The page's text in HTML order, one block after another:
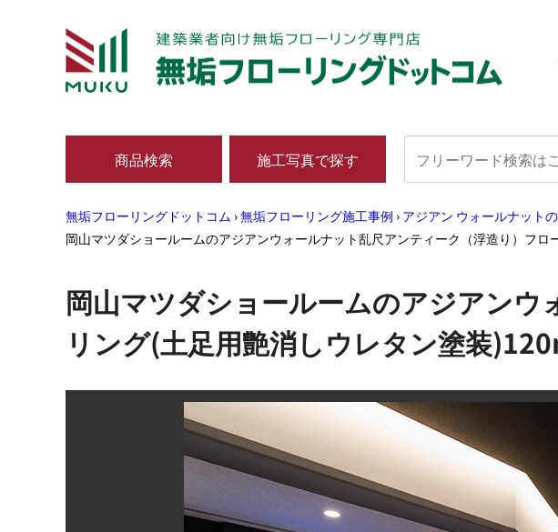
商品検索 施工写真で探す
無垢フローリングドットコム ›無垢フローリング施工事例 › アジアン ウォールナット
岡山マツダショールームのアジアンウォールナット乱尺アンティーク（浮造り）フ
岡山マツダショールームのアジアン
リング(土足用艶消しウレタン塗装